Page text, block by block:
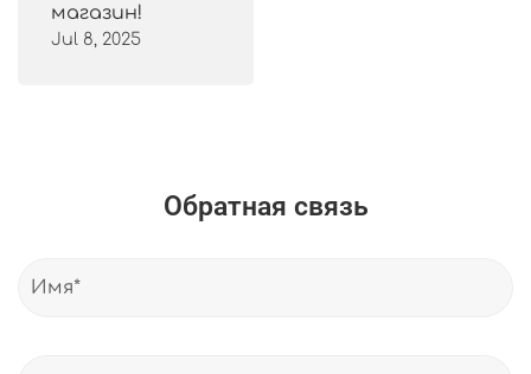
магазин!
Jul 8, 2025
Обратная связь